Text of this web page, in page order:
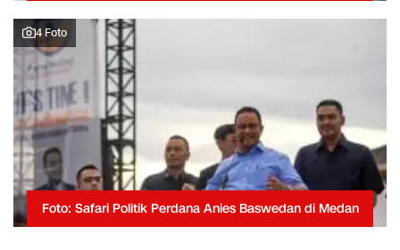
4 Foto
Foto: Safari Politik Perdana Anies Baswedan di Medan